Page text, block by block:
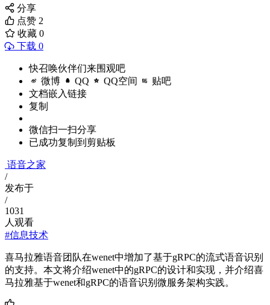
分享
点赞 2
收藏 0
下载 0
快召唤伙伴们来围观吧
微博 QQ QQ空间 贴吧
文档嵌入链接
复制
微信扫一扫分享
已成功复制到剪贴板
语音之家
/
发布于
/
1031
人观看
#信息技术
喜马拉雅语音团队在wenet中增加了基于gRPC的流式语音识别
的支持。本文将介绍wenet中的gRPC的设计和实现，并介绍喜
马拉雅基于wenet和gRPC的语音识别微服务架构实践。